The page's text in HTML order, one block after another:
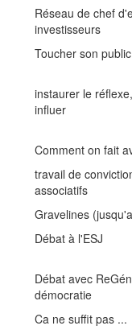
Réseau de chef
investisseurs
Toucher son
instaurer le
influer
Comment on fait
travail de
associatifs
Gravelines
Débat à l'ESJ
Débat avec
démocratie
Ca ne suffit pas ...